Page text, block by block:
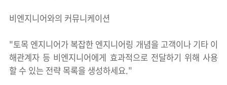
비엔지니어와의 커뮤니케이션
"토목 엔지니어가 복잡한 엔지니어링 개념을 고객이나 기타 이
해관계자 등 비엔지니어에게 효과적으로 전달하기 위해 사용
할 수 있는 전략 목록을 생성하세요."